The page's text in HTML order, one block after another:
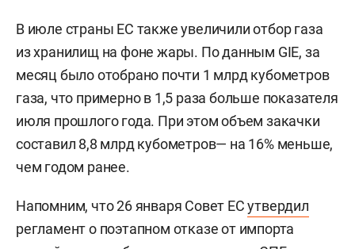
В июле страны ЕС также увеличили отбор газа
из хранилищ на фоне жары. По данным GIE, за
месяц было отобрано почти 1 млрд кубометров
газа, что примерно в 1,5 раза больше показателя
июля прошлого года. При этом объем закачки
составил 8,8 млрд кубометров— на 16% меньше,
чем годом ранее.
Напомним, что 26 января Совет ЕСутвердил
регламент о поэтапном отказе от импорта